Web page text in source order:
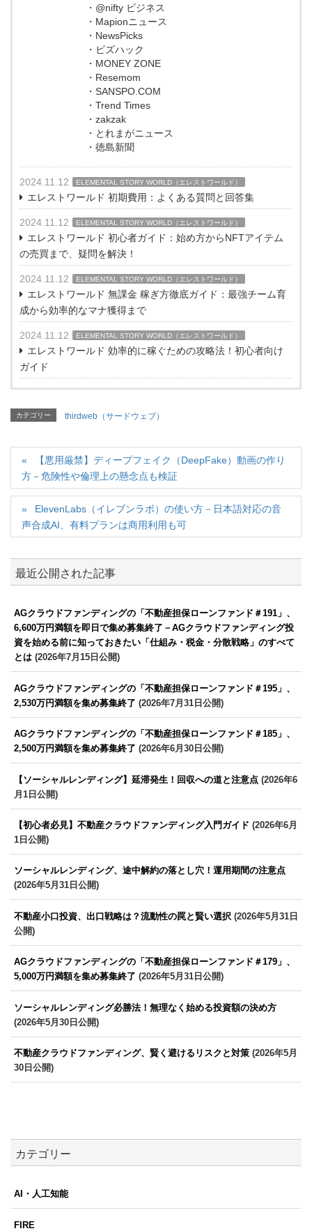
・@nifty ビジネス
・Mapionニュース
・NewsPicks
・ビズハック
・MONEY ZONE
・Resemom
・SANSPO.COM
・Trend Times
・zakzak
・とれまがニュース
・徳島新聞
2024.11.12 ELEMENTAL STORY WORLD（エレストワールド）
エレストワールド 初期費用：よくある質問と回答集
2024.11.12 ELEMENTAL STORY WORLD（エレストワールド）
エレストワールド 初心者ガイド：始め方からNFTアイテム
の売買まで、疑問を解決！
2024.11.12 ELEMENTAL STORY WORLD（エレストワールド）
エレストワールド 無課金 稼ぎ方徹底ガイド：最強チーム育
成から効率的なマナ獲得まで
2024.11.12 ELEMENTAL STORY WORLD（エレストワールド）
エレストワールド 効率的に稼ぐための攻略法！初心者向け
ガイド
カテゴリー thirdweb（サードウェブ）
【悪用厳禁】ディープフェイク（DeepFake）動画の作り
方－危険性や倫理上の懸念点も検証
ElevenLabs（イレブンラボ）の使い方－日本語対応の音
声合成AI、有料プランは商用利用も可
最近公開された記事
AGクラウドファンディングの「不動産担保ローンファンド＃191」、
6,600万円満額を即日で集め募集終了－AGクラウドファンディング投
資を始める前に知っておきたい「仕組み・税金・分散戦略」のすべて
とは (2026年7月15日公開)
AGクラウドファンディングの「不動産担保ローンファンド＃195」、
2,530万円満額を集め募集終了 (2026年7月31日公開)
AGクラウドファンディングの「不動産担保ローンファンド＃185」、
2,500万円満額を集め募集終了 (2026年6月30日公開)
【ソーシャルレンディング】延滞発生！回収への道と注意点 (2026年6
月1日公開)
【初心者必見】不動産クラウドファンディング入門ガイド (2026年6月
1日公開)
ソーシャルレンディング、途中解約の落とし穴！運用期間の注意点
(2026年5月31日公開)
不動産小口投資、出口戦略は？流動性の罠と賢い選択 (2026年5月31日
公開)
AGクラウドファンディングの「不動産担保ローンファンド＃179」、
5,000万円満額を集め募集終了 (2026年5月31日公開)
ソーシャルレンディング必勝法！無理なく始める投資額の決め方
(2026年5月30日公開)
不動産クラウドファンディング、賢く避けるリスクと対策 (2026年5月
30日公開)
カテゴリー
AI・人工知能
FIRE